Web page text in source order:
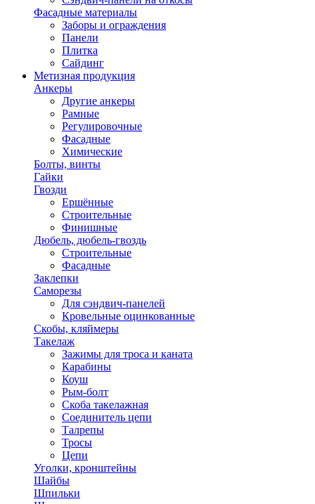
Фасадные материалы
Заборы и ограждения
Панели
Плитка
Сайдинг
Метизная продукция
Анкеры
Другие анкеры
Рамные
Регулировочные
Фасадные
Химические
Болты, винты
Гайки
Гвозди
Ершённые
Строительные
Финишные
Дюбель, дюбель-гвоздь
Строительные
Фасадные
Заклепки
Саморезы
Для сэндвич-панелей
Кровельные оцинкованные
Скобы, кляймеры
Такелаж
Зажимы для троса и каната
Карабины
Коуш
Рым-болт
Скоба такелажная
Соединитель цепи
Талрепы
Тросы
Цепи
Уголки, кронштейны
Шайбы
Шпильки